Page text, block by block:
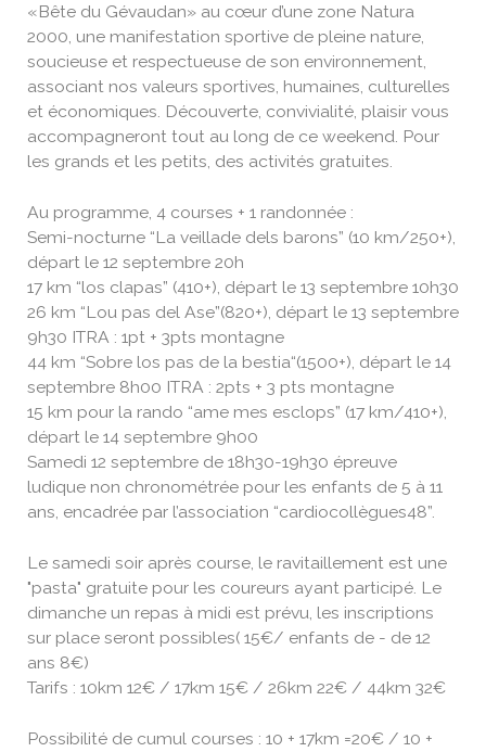
«Bête du Gévaudan» au cœur d’une zone Natura
2000, une manifestation sportive de pleine nature,
soucieuse et respectueuse de son environnement,
associant nos valeurs sportives, humaines, culturelles
et économiques. Découverte, convivialité, plaisir vous
accompagneront tout au long de ce weekend. Pour
les grands et les petits, des activités gratuites.
Au programme, 4 courses + 1 randonnée :
Semi-nocturne “La veillade dels barons” (10 km/250+),
départ le 12 septembre 20h
17 km “los clapas” (410+), départ le 13 septembre 10h30
26 km “Lou pas del Ase”(820+), départ le 13 septembre
9h30 ITRA : 1pt + 3pts montagne
44 km “Sobre los pas de la bestia“(1500+), départ le 14
septembre 8h00 ITRA : 2pts + 3 pts montagne
15 km pour la rando “ame mes esclops” (17 km/410+),
départ le 14 septembre 9h00
Samedi 12 septembre de 18h30-19h30 épreuve
ludique non chronométrée pour les enfants de 5 à 11
ans, encadrée par l’association “cardiocollègues48”.
Le samedi soir après course, le ravitaillement est une
"pasta" gratuite pour les coureurs ayant participé. Le
dimanche un repas à midi est prévu, les inscriptions
sur place seront possibles( 15€/ enfants de - de 12
ans 8€)
Tarifs : 10km 12€ / 17km 15€ / 26km 22€ / 44km 32€
Possibilité de cumul courses : 10 + 17km =20€ / 10 +